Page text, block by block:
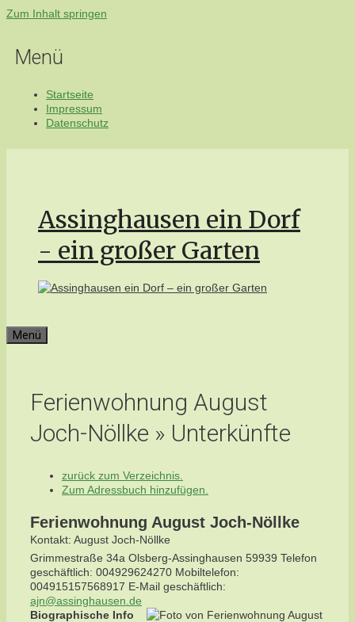
Zum Inhalt springen
Menü
Startseite
Impressum
Datenschutz
Assinghausen ein Dorf
- ein großer Garten
Menü
Ferienwohnung August
Joch-Nöllke » Unterkünfte
zurück zum Verzeichnis.
Zum Adressbuch hinzufügen.
Ferienwohnung August Joch-Nöllke
Kontakt: August Joch-Nöllke
Grimmestraße 34a Olsberg-Assinghausen 59939 Telefon
geschäftlich: 004929624270 Mobiltelefon:
004915157568917 E-Mail geschäftlich:
ajn@assinghausen.de
Biographische Info